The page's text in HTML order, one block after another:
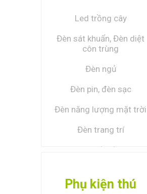
Led trồng cây
Đèn sát khuẩn, Đèn diệt
côn trùng
Đèn ngủ
Đèn pin, đèn sạc
Đèn năng lượng mặt trời
Đèn trang trí
Phụ kiện đèn
Phụ kiện thú